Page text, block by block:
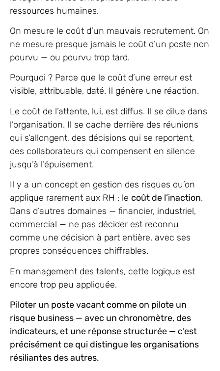
ressources humaines.
On mesure le coût d’un mauvais recrutement. On
ne mesure presque jamais le coût d’un poste non
pourvu — ou pourvu trop tard.
Pourquoi ? Parce que le coût d’une erreur est
visible, attribuable, daté. Il génère une réaction.
Le coût de l’attente, lui, est diffus. Il se dilue dans
l’organisation. Il se cache derrière des réunions
qui s’allongent, des décisions qui se reportent,
des collaborateurs qui compensent en silence
jusqu’à l’épuisement.
Il y a un concept en gestion des risques qu’on
applique rarement aux RH : le coût de l’inaction.
Dans d’autres domaines — financier, industriel,
commercial — ne pas décider est reconnu
comme une décision à part entière, avec ses
propres conséquences chiffrables.
En management des talents, cette logique est
encore trop peu appliquée.
Piloter un poste vacant comme on pilote un
risque business — avec un chronomètre, des
indicateurs, et une réponse structurée — c’est
précisément ce qui distingue les organisations
résiliantes des autres.